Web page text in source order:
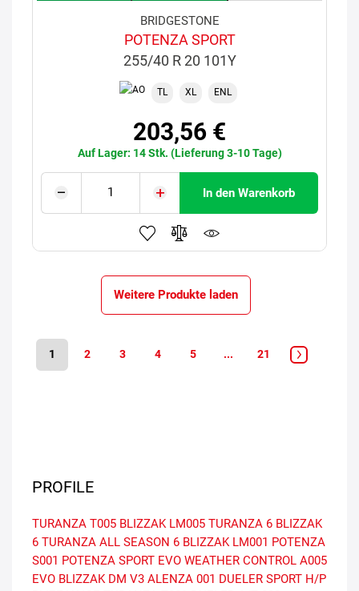
BRIDGESTONE
POTENZA SPORT
255/40 R 20 101Y
TL XL ENL
203,56 €
Auf Lager: 14 Stk. (Lieferung 3-10 Tage)
In den Warenkorb
Weitere Produkte laden
1 2 3 4 5 ... 21
PROFILE
TURANZA T005 BLIZZAK LM005 TURANZA 6 BLIZZAK
6 TURANZA ALL SEASON 6 BLIZZAK LM001 POTENZA
S001 POTENZA SPORT EVO WEATHER CONTROL A005
EVO BLIZZAK DM V3 ALENZA 001 DUELER SPORT H/P